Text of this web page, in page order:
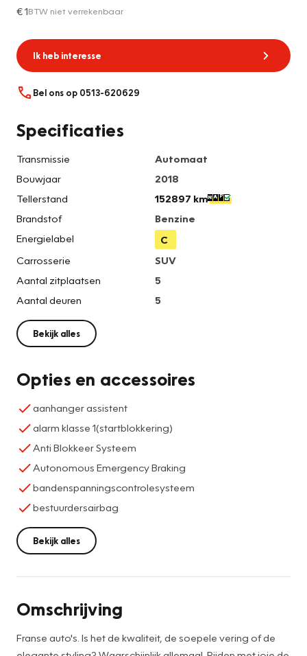
€ 1BTW niet verrekenbaar
Ik heb interesse
Bel ons op 0513-620629
Specificaties
Transmissie
Automaat
Bouwjaar
2018
Tellerstand
152897 km
Brandstof
Benzine
Energielabel
C
Carrosserie
SUV
Aantal zitplaatsen
5
Aantal deuren
5
Bekijk alles
Opties en accessoires
aanhanger assistent
alarm klasse 1(startblokkering)
Anti Blokkeer Systeem
Autonomous Emergency Braking
bandenspanningscontrolesysteem
bestuurdersairbag
Bekijk alles
Omschrijving
Franse auto's. Is het de kwaliteit, de soepele vering of de